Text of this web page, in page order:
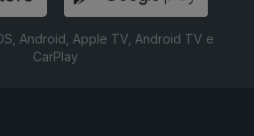
Android, Apple TV, Android TV e
CarPlay